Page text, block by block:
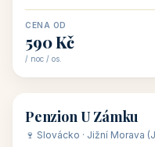
CENA OD
590 Kč
/ noc / os.
🏡 penzion
Penzion U Zámku
🍷 Slovácko · Jižní Morava